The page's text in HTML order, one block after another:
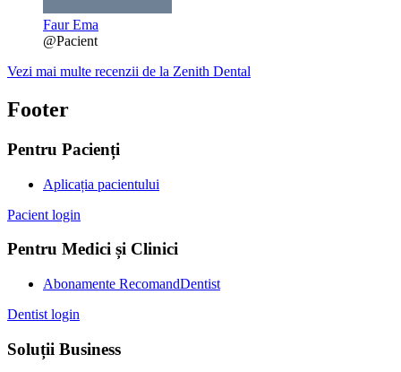
Faur Ema
@Pacient
Vezi mai multe recenzii de la Zenith Dental
Footer
Pentru Pacienți
Aplicația pacientului
Pacient login
Pentru Medici și Clinici
Abonamente RecomandDentist
Dentist login
Soluții Business